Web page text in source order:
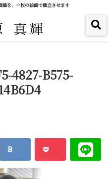
値を、一枚の絵画で確立させます
4827-B575-